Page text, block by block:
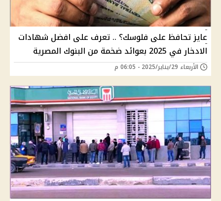
عايز تحافظ على فلوسك؟ .. تعرف على افضل شهادات
الادخار في 2025 بعوائد ضخمة من البنوك المصرية
الأربعاء 29/يناير/2025 - 06:05 م